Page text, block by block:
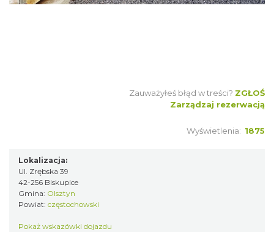
Zauważyłeś błąd w treści? ZGŁOŚ
Zarządzaj rezerwacją
Wyświetlenia: 1875
Lokalizacja:
Ul. Zrębska 39
42-256 Biskupice
Gmina: Olsztyn
Powiat: częstochowski
Pokaż wskazówki dojazdu